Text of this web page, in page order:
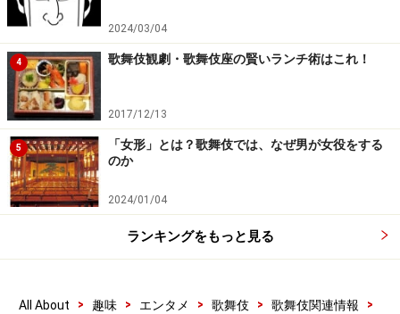
2024/03/04
4 歌舞伎観劇・歌舞伎座の賢いランチ術はこれ！
2017/12/13
5
「女形」とは？歌舞伎では、なぜ男が女役をする
のか
2024/01/04
ランキングをもっと見る
All About > 趣味 > エンタメ > 歌舞伎 > 歌舞伎関連情報
>